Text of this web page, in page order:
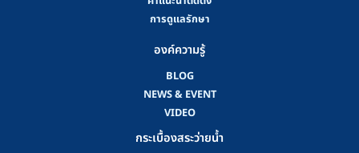
การดูแลรักษา
องค์ความรู้
BLOG
NEWS & EVENT
VIDEO
กระเบื้องสระว่ายน้ำ